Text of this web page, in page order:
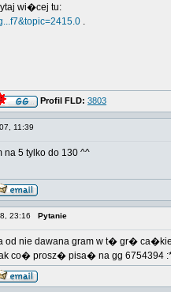
wi�cej tu:
.
Profil FLD: 3803
11:39
na 5 tylko do 130 ^^
23:16 Pytanie
od nie dawana gram w t� gr�
co� prosz� pisa� na gg 6754394